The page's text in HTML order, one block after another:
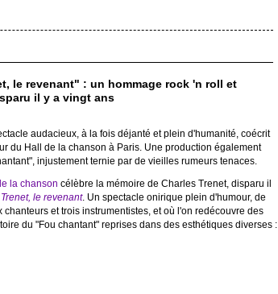
le revenant" : un hommage rock 'n roll et
il y a vingt ans
audacieux, à la fois déjanté et plein d'humanité, coécrit
du Hall de la chanson à Paris. Une production également
injustement ternie par de vieilles rumeurs tenaces.
la chanson célèbre la mémoire de Charles Trenet, disparu il
Trenet, le revenant. Un spectacle onirique plein d'humour, de
et trois instrumentistes, et où l'on redécouvre des
du "Fou chantant" reprises dans des esthétiques diverses :